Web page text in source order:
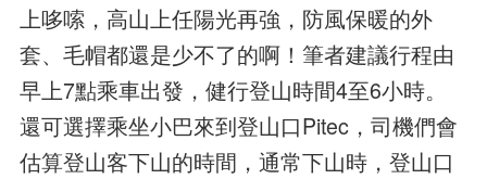
上哆嗦，高山上任陽光再強，防風保暖的外
套、毛帽都還是少不了的啊！筆者建議行程由
早上7點乘車出發，健行登山時間4至6小時。
還可選擇乘坐小巴來到登山口Pitec，司機們會
估算登山客下山的時間，通常下山時，登山口